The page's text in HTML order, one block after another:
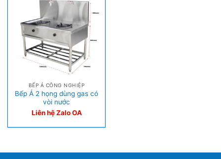
BẾP Á CÔNG NGHIỆP
Bếp Á 2 họng dùng gas có
vòi nước
Liên hệ Zalo OA